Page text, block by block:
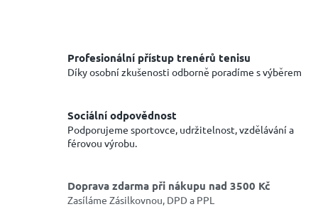
Profesionální přístup trenérů tenisu
Díky osobní zkušenosti odborně poradíme s výběrem
Sociální odpovědnost
Podporujeme sportovce, udržitelnost, vzdělávání a
férovou výrobu.
Doprava zdarma při nákupu nad 3500 Kč
Zasíláme Zásilkovnou, DPD a PPL